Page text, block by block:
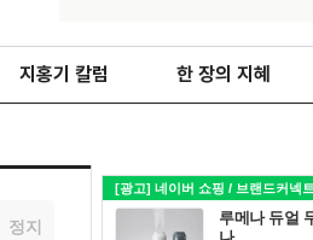
지홍기 칼럼 한 장의 지혜
정지